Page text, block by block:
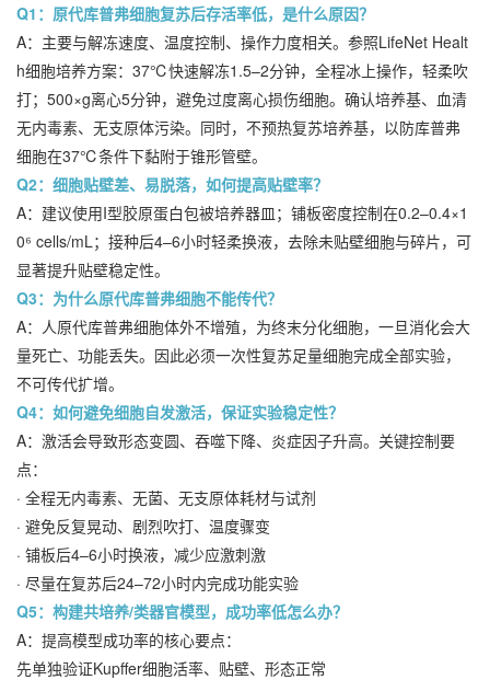
Q1：原代库普弗细胞复苏后存活率低，是什么原因？
A：主要与解冻速度、温度控制、操作力度相关。参照LifeNet Healt
h细胞培养方案：37℃快速解冻1.5–2分钟，全程冰上操作，轻柔吹
打；500×g离心5分钟，避免过度离心损伤细胞。确认培养基、血清
无内毒素、无支原体污染。同时，不预热复苏培养基，以防库普弗
细胞在37℃条件下黏附于锥形管壁。
Q2：细胞贴壁差、易脱落，如何提高贴壁率？
A：建议使用I型胶原蛋白包被培养器皿；铺板密度控制在0.2–0.4×1
0⁶ cells/mL；接种后4–6小时轻柔换液，去除未贴壁细胞与碎片，可
显著提升贴壁稳定性。
Q3：为什么原代库普弗细胞不能传代？
A：人原代库普弗细胞体外不增殖，为终末分化细胞，一旦消化会大
量死亡、功能丢失。因此必须一次性复苏足量细胞完成全部实验，
不可传代扩增。
Q4：如何避免细胞自发激活，保证实验稳定性？
A：激活会导致形态变圆、吞噬下降、炎症因子升高。关键控制要
点：
· 全程无内毒素、无菌、无支原体耗材与试剂
· 避免反复晃动、剧烈吹打、温度骤变
· 铺板后4–6小时换液，减少应激刺激
· 尽量在复苏后24–72小时内完成功能实验
Q5：构建共培养/类器官模型，成功率低怎么办？
A：提高模型成功率的核心要点：
先单独验证Kupffer细胞活率、贴壁、形态正常